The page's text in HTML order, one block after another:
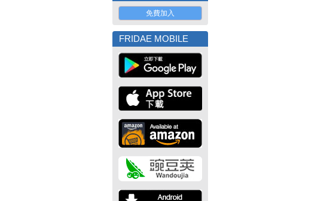
免費加入
FRIDAE MOBILE